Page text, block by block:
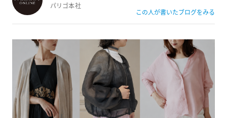
パリゴ本社
この人が書いたブログをみる